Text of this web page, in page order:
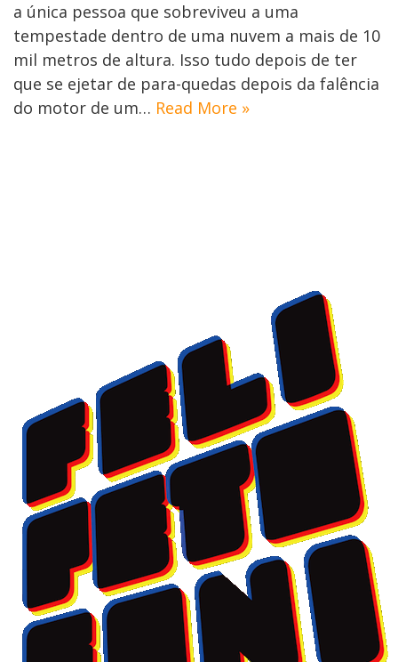
a única pessoa que sobreviveu a uma
tempestade dentro de uma nuvem a mais de 10
mil metros de altura. Isso tudo depois de ter
que se ejetar de para-quedas depois da falência
do motor de um… Read More »